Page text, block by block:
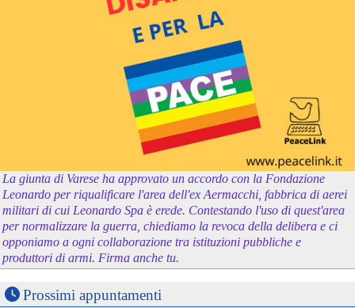
La giunta di Varese ha approvato un accordo con la Fondazione
Leonardo per riqualificare l'area dell'ex Aermacchi, fabbrica di aerei
militari di cui Leonardo Spa è erede. Contestando l'uso di quest'area
per normalizzare la guerra, chiediamo la revoca della delibera e ci
opponiamo a ogni collaborazione tra istituzioni pubbliche e
produttori di armi. Firma anche tu.
Prossimi appuntamenti